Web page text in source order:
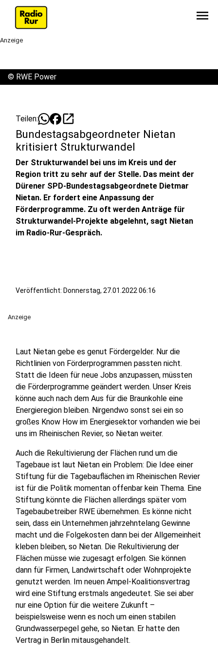
menu
Anzeige
© RWE Power
Teilen: open_in_new
Bundestagsabgeordneter Nietan
kritisiert Strukturwandel
Der Strukturwandel bei uns im Kreis und der
Region tritt zu sehr auf der Stelle. Das meint der
Dürener SPD-Bundestagsabgeordnete Dietmar
Nietan. Er fordert eine Anpassung der
Förderprogramme. Zu oft werden Anträge für
Strukturwandel-Projekte abgelehnt, sagt Nietan
im Radio-Rur-Gespräch.
Veröffentlicht: Donnerstag, 27.01.2022 06:16
Anzeige
Laut Nietan gebe es genut Fördergelder. Nur die
Richtlinien von Förderprogrammen passten nicht.
Statt die Ideen für neue Jobs anzupassen, müssten
die Förderprogramme geändert werden. Unser Kreis
könne auch nach dem Aus für die Braunkohle eine
Energieregion bleiben. Nirgendwo sonst sei ein so
großes Know How im Energiesektor vorhanden wie bei
uns im Rheinischen Revier, so Nietan weiter.
Auch die Rekultivierung der Flächen rund um die
Tagebaue ist laut Nietan ein Problem: Die Idee einer
Stiftung für die Tagebauflächen im Rheinischen Revier
ist für die Politik momentan offenbar kein Thema. Eine
Stiftung könnte die Flächen allerdings später vom
Tagebaubetreiber RWE übernehmen. Es könne nicht
sein, dass ein Unternehmen jahrzehntelang Gewinne
macht und die Folgekosten dann bei der Allgemeinheit
kleben bleiben, so Nietan. Die Rekultivierung der
Flächen müsse wie zugesagt erfolgen. Sie können
dann für Firmen, Landwirtschaft oder Wohnprojekte
genutzt werden. Im neuen Ampel-Koalitionsvertrag
wird eine Stiftung erstmals angedeutet. Sie sei aber
nur eine Option für die weitere Zukunft –
beispielsweise wenn es noch um einen stabilen
Grundwasserpegel gehe, so Nietan. Er hatte den
Vertrag in Berlin mitausgehandelt.